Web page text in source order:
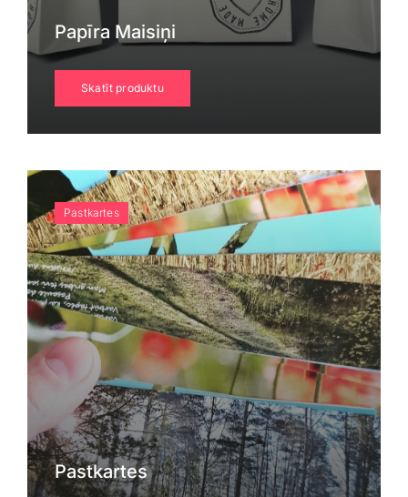
Papīra Maisiņi
Skatīt produktu
Pastkartes
Pastkartes